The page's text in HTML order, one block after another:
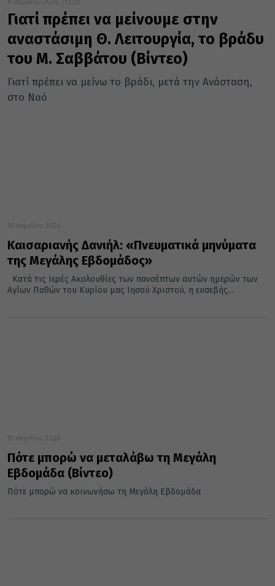
11 Απριλίου 2026 13:20
Γιατί πρέπει να μείνουμε στην
αναστάσιμη Θ. Λειτουργία, το βράδυ
του Μ. Σαββάτου (Βίντεο)
Γιατί πρέπει να μείνω το βράδι, μετά την Ανάσταση,
στο Ναό
10 Απριλίου 2026
Καισαριανής Δανιήλ: «Πνευματικά μηνύματα
της Μεγάλης Εβδομάδος»
Κατά τις Ιερές Ακολουθίες των πανσέπτων αυτών ημερών των
Αγίων Παθών του Κυρίου μας Ιησού Χριστού, η ευσεβής...
10 Απριλίου 2026
Πότε μπορώ να μεταλάβω τη Μεγάλη
Εβδομάδα (Βίντεο)
Πότε μπορώ να κοινωνήσω τη Μεγάλη Εβδομάδα